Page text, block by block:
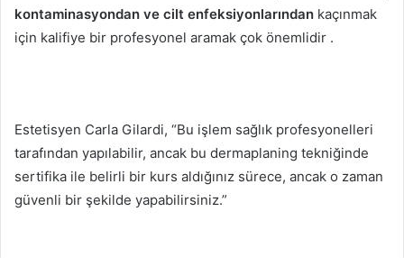
kontaminasyondan ve cilt enfeksiyonlarından kaçınmak
için kalifiye bir profesyonel aramak çok önemlidir .
Estetisyen Carla Gilardi, “Bu işlem sağlık profesyonelleri
tarafından yapılabilir, ancak bu dermaplaning tekniğinde
sertifika ile belirli bir kurs aldığınız sürece, ancak o zaman
güvenli bir şekilde yapabilirsiniz.”